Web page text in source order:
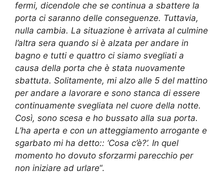
fermi, dicendole che se continua a sbattere la
porta ci saranno delle conseguenze. Tuttavia,
nulla cambia. La situazione è arrivata al culmine
l’altra sera quando si è alzata per andare in
bagno e tutti e quattro ci siamo svegliati a
causa della porta che è stata nuovamente
sbattuta. Solitamente, mi alzo alle 5 del mattino
per andare a lavorare e sono stanca di essere
continuamente svegliata nel cuore della notte.
Così, sono scesa e ho bussato alla sua porta.
L’ha aperta e con un atteggiamento arrogante e
sgarbato mi ha detto:: ‘Cosa c’è?’. In quel
momento ho dovuto sforzarmi parecchio per
non iniziare ad urlare“.